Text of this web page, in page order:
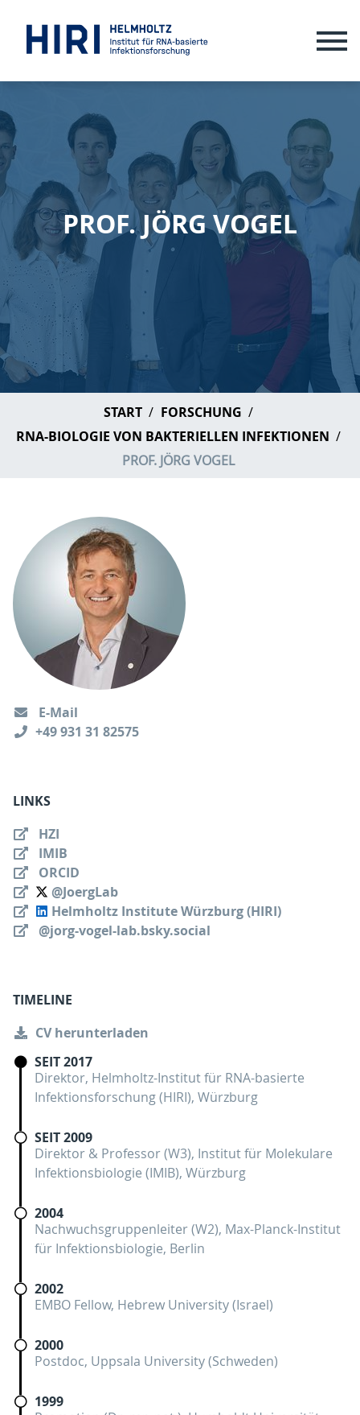
PROF. JÖRG VOGEL
START
FORSCHUNG
RNA-BIOLOGIE VON BAKTERIELLEN INFEKTIONEN
PROF. JÖRG VOGEL
E-Mail
+49 931 31 82575
LINKS
HZI
IMIB
ORCID
@JoergLab
Helmholtz Institute Würzburg (HIRI)
@jorg-vogel-lab.bsky.social
TIMELINE
CV herunterladen
SEIT 2017
Direktor, Helmholtz-Institut für RNA-basierte
Infektionsforschung (HIRI), Würzburg
SEIT 2009
Direktor & Professor (W3), Institut für Molekulare
Infektionsbiologie (IMIB), Würzburg
2004
Nachwuchsgruppenleiter (W2), Max-Planck-Institut
für Infektionsbiologie, Berlin
2002
EMBO Fellow, Hebrew University (Israel)
2000
Postdoc, Uppsala University (Schweden)
1999